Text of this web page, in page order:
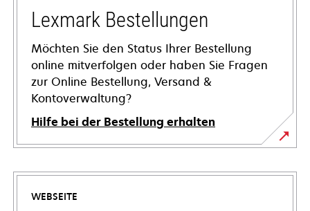
Lexmark Bestellungen
Möchten Sie den Status Ihrer Bestellung
online mitverfolgen oder haben Sie Fragen
zur Online Bestellung, Versand &
Kontoverwaltung?
Hilfe bei der Bestellung erhalten
WEBSEITE